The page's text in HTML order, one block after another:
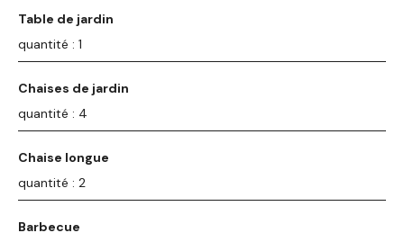
Table de jardin
quantité : 1
Chaises de jardin
quantité : 4
Chaise longue
quantité : 2
Barbecue